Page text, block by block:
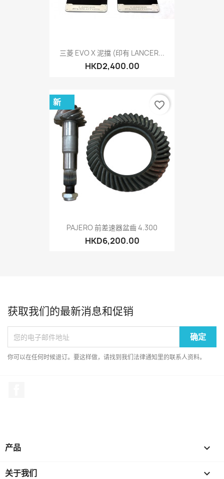
三菱 EVO X 泥擋 (印有 LANCER...
HKD2,400.00
PAJERO 前差速器盆齒 4.300
HKD6,200.00
新 favorite_border
获取我们的最新消息和促销
你可以在任何时候退订。要这样做，请找到我们法律通知里的联系人资料。
产品 
关于我们 